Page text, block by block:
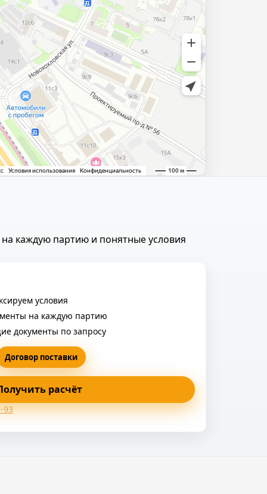
каждую партию и понятные условия
условия
на каждую партию
документы по запросу
Договор поставки
расчёт
93